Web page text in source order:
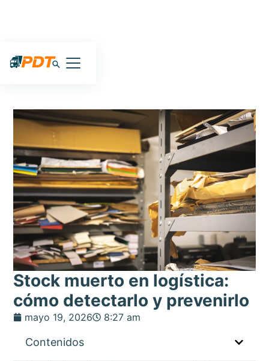
Stock muerto en logística:
cómo detectarlo y prevenirlo
mayo 19, 2026 8:27 am
Contenidos